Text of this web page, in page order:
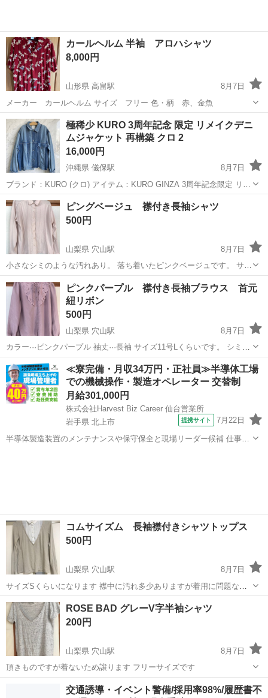
カールヘルム 半袖 アロハシャツ
8,000円
山形県 高畠駅
8月7日
メーカー カールヘルム サイズ フリー 色・柄 赤、金魚
山形 東置賜郡 高畠駅 シャツ
極稀少 KURO 3周年記念 限定 リメイクデニ
ムジャケット 再構築 クロ 2
16,000円
沖縄県 儀保駅
8月7日
ブランド：KURO (クロ) アイテム：KURO GINZA 3周年記念限定 リメ
イクデニムジャケット 定価：77,000円 (税込) 製造：日本製 (MADE IN
JAPAN) ご覧いただきありがとうございます。 クロ...
沖縄 那覇市 儀保駅
ピングベージュ 襟付き長袖シャツ
500円
山梨県 穴山駅
8月7日
小さなシミのような汚れあり。 落ち着いたピンクベージュです。 サイ
ズ13号とあります。Lサイズ相当です。
山梨 北杜市 穴山駅 シャツ ベージュ
ピンクパープル 襟付き長袖ブラウス 首元
紐リボン
500円
山梨県 穴山駅
8月7日
カラー···ピンクパープル 袖丈···長袖 サイズ11号Lくらいです。 シミが
多少あります。 ポリエステル100％。
山梨 北杜市 穴山駅 シャツ ピンク
≪寮完備・月収34万円・正社員≫半導体工場
での機械操作・製造オペレーター 交替制
月給301,000円
株式会社Harvest Biz Career 仙台営業所
岩手県 北上市
提携サイト 7月22日
半導体製造装置のメンテナンスや保守保全と現場リーダー候補 仕事内
コムサイズム 長袖襟付きシャツトップス
500円
山梨県 穴山駅
8月7日
サイズSくらいになります 襟中に汚れ多少ありますが着用に問題ない
です
山梨 北杜市 シャツ
ROSE BAD グレーV字半袖シャツ
200円
山梨県 穴山駅
8月7日
頂きものですが着ないため譲ります フリーサイズです
穴山駅 シャツ
交通誘導・イベント警備/採用率98%/履歴書不